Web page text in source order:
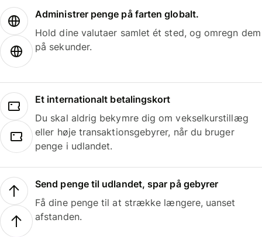
Administrer penge på farten globalt.
Hold dine valutaer samlet ét sted, og omregn dem
på sekunder.
Et internationalt betalingskort
Du skal aldrig bekymre dig om vekselkurstillæg
eller høje transaktionsgebyrer, når du bruger
penge i udlandet.
Send penge til udlandet, spar på gebyrer
Få dine penge til at strække længere, uanset
afstanden.